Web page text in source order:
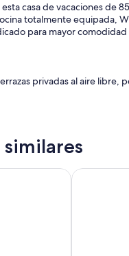
casa de vacaciones de
totalmente equipada,
para mayor
privadas al aire libre,
by InterhomeVilla